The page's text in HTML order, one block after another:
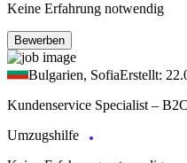
Keine Erfahrung notwendig
Bewerben
Bulgarien, SofiaErstellt:
Kundenservice Specialist –
Umzugshilfe